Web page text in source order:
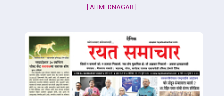
[ AHMEDNAGAR ]